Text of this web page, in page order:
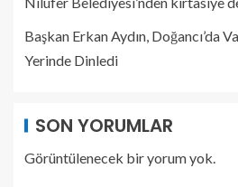
Başkan Erkan Aydın, Doğancı’da
Yerinde Dinledi
SON YORUMLAR
Görüntülenecek bir yorum yok.